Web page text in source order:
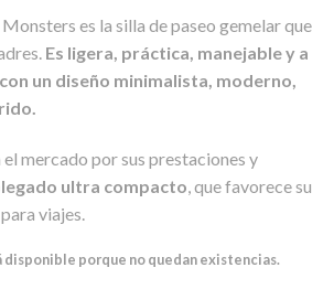
es la silla de paseo gemelar que
Es ligera, práctica, manejable y a
un diseño minimalista, moderno,
el mercado por sus prestaciones y
ultra compacto, que favorece su
viajes.
porque no quedan existencias.